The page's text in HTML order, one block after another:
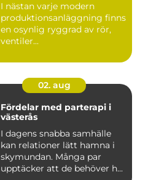
I nästan varje modern
produktionsanläggning finns
en osynlig ryggrad av rör,
ventiler...
02. aug
Fördelar med parterapi i
västerås
I dagens snabba samhälle
kan relationer lätt hamna i
skymundan. Många par
upptäcker att de behöver h...